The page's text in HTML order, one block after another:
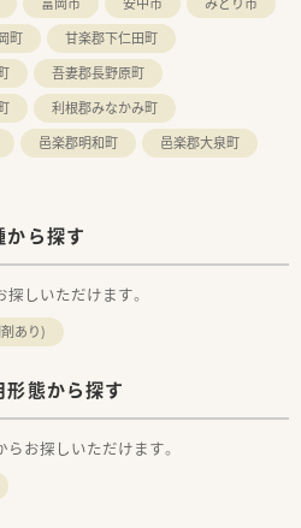
町
甘楽郡下仁田町
吾妻郡長野原町
利根郡みなかみ町
邑楽郡明和町
邑楽郡大泉町
ら探す
しいただけます。
あり)
態から探す
お探しいただけます。